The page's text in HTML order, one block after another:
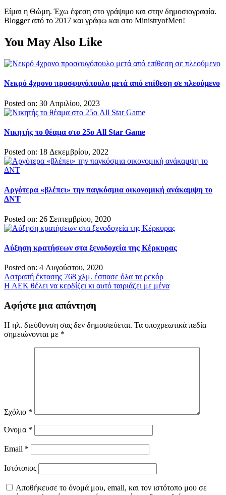
Είμαι η Θώμη. Έχω έφεση στο γράψιμο και στην δημοσιογραφία.
Blogger από το 2017 και γράφω και στο MinistryofMen!
You May Also Like
Νεκρό 4χρονο προσφυγόπουλο μετά από επίθεση σε πλεούμενο
Posted on: 30 Απριλίου, 2023
Νικητής το θέαμα στο 25ο All Star Game
Posted on: 18 Δεκεμβρίου, 2022
Αργότερα «βλέπει» την παγκόσμια οικονομική ανάκαμψη το
ΔΝΤ
Posted on: 26 Σεπτεμβρίου, 2020
Αύξηση κρατήσεων στα ξενοδοχεία της Κέρκυρας
Posted on: 4 Αυγούστου, 2020
Πλοήγηση
άρθρων
Αστραπή έκτασης 768 χλμ. έσπασε όλα τα ρεκόρ
Η ΑΕΚ θέλει να κερδίζει κι αυτό ταιριάζει με μένα
Αφήστε μια απάντηση
Η ηλ. διεύθυνση σας δεν δημοσιεύεται. Τα υποχρεωτικά πεδία
σημειώνονται με *
Σχόλιο *
Όνομα *
Email *
Ιστότοπος
Αποθήκευσε το όνομά μου, email, και τον ιστότοπο μου σε